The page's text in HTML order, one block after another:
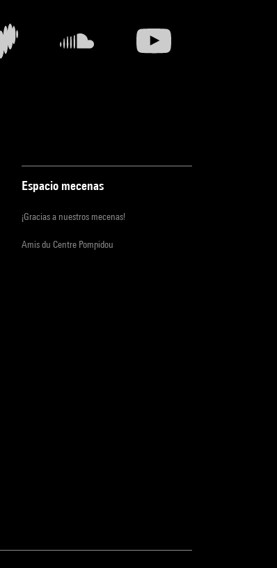
Espacio mecenas
¡Gracias a nuestros mecenas!
Amis du Centre Pompidou